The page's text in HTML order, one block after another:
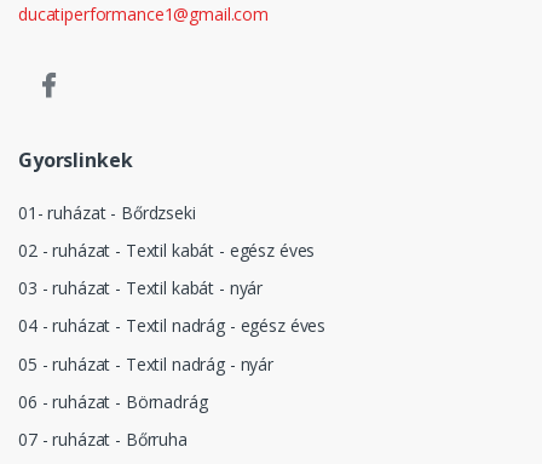
ducatiperformance1@gmail.com
Gyorslinkek
01- ruházat - Bőrdzseki
02 - ruházat - Textil kabát - egész éves
03 - ruházat - Textil kabát - nyár
04 - ruházat - Textil nadrág - egész éves
05 - ruházat - Textil nadrág - nyár
06 - ruházat - Börnadrág
07 - ruházat - Bőrruha